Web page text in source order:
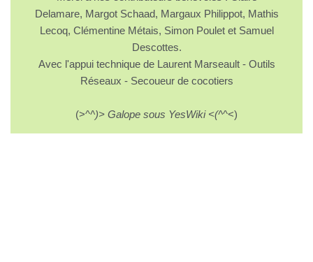
Delamare, Margot Schaad, Margaux Philippot, Mathis
Lecoq, Clémentine Métais, Simon Poulet et Samuel
Descottes.
Avec l'appui technique de Laurent Marseault - Outils
Réseaux - Secoueur de cocotiers
(>^^)> Galope sous YesWiki <(^^<)